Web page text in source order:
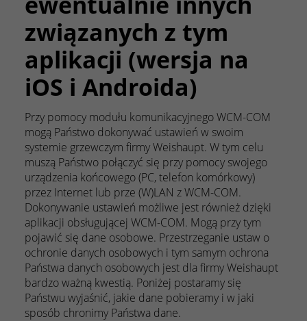
związanych z tym
aplikacji (wersja na
iOS i Androida)
Przy pomocy modułu komunikacyjnego WCM-COM
mogą Państwo dokonywać ustawień w swoim
systemie grzewczym firmy Weishaupt. W tym celu
muszą Państwo połączyć się przy pomocy swojego
urządzenia końcowego (PC, telefon komórkowy)
przez Internet lub prze (W)LAN z WCM-COM.
Dokonywanie ustawień możliwe jest również dzięki
aplikacji obsługującej WCM-COM. Mogą przy tym
pojawić się dane osobowe. Przestrzeganie ustaw o
ochronie danych osobowych i tym samym ochrona
Państwa danych osobowych jest dla firmy Weishaupt
bardzo ważną kwestią. Poniżej postaramy się
Państwu wyjaśnić, jakie dane pobieramy i w jaki
sposób chronimy Państwa dane.